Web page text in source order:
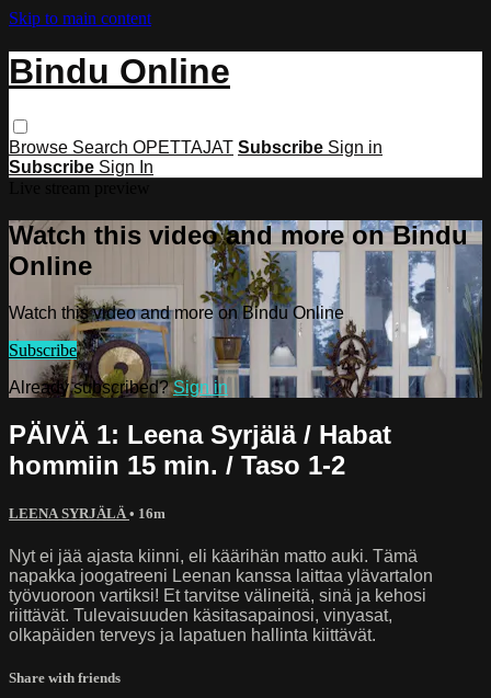
Skip to main content
Bindu Online
Browse Search OPETTAJAT Subscribe Sign in
Subscribe Sign In
Watch this video and more on Bindu
Online
Watch this video and more on Bindu Online
Subscribe
Already subscribed?Sign in
PÄIVÄ 1: Leena Syrjälä / Habat
hommiin 15 min. / Taso 1-2
LEENA SYRJÄLÄ • 16m
Nyt ei jää ajasta kiinni, eli käärihän matto auki. Tämä
napakka joogatreeni Leenan kanssa laittaa ylävartalon
työvuoroon vartiksi! Et tarvitse välineitä, sinä ja kehosi
riittävät. Tulevaisuuden käsitasapainosi, vinyasat,
olkapäiden terveys ja lapatuen hallinta kiittävät.
Share with friends